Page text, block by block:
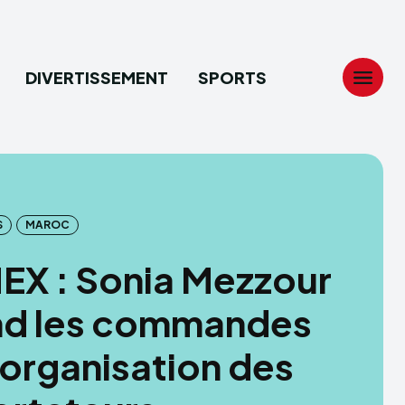
DIVERTISSEMENT SPORTS
MAROC
: Sonia Mezzour
les commandes
des